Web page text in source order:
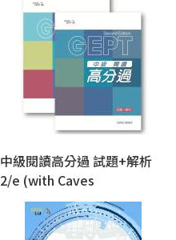
中級閱讀高分過 試題+解析
2/e (with Caves
WebSource)